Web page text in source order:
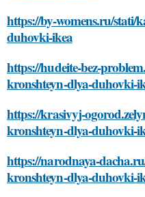
https://by-womens.ru/
duhovki-ikea
https://hudeite-bez-
kronshteyn-dlya-duhovki-
https://krasivyj-
kronshteyn-dlya-duhovki-
https://narodnaya-
kronshteyn-dlya-duhovki-